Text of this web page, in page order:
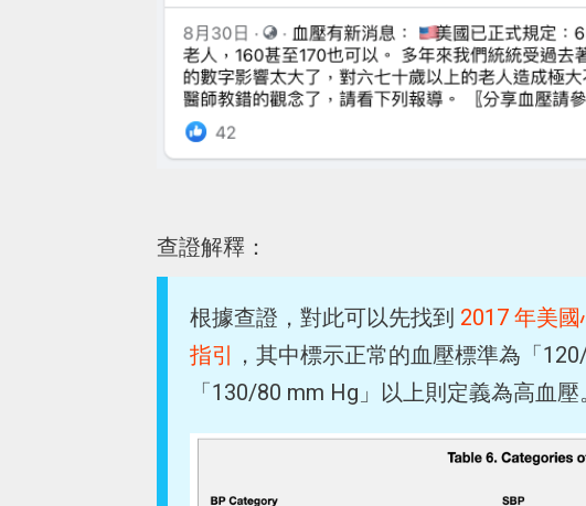
查證解釋：
根據查證，對此可以先找到 2017 年美
指引 ，其中標示正常的血壓標準為「
「130/80 mm Hg」以上則定義為高血壓